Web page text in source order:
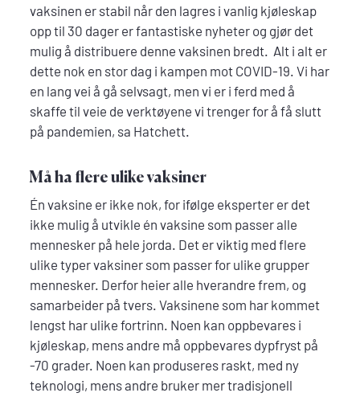
vaksinen er stabil når den lagres i vanlig kjøleskap
opp til 30 dager er fantastiske nyheter og gjør det
mulig å distribuere denne vaksinen bredt. Alt i alt er
dette nok en stor dag i kampen mot COVID-19. Vi har
en lang vei å gå selvsagt, men vi er i ferd med å
skaffe til veie de verktøyene vi trenger for å få slutt
på pandemien, sa Hatchett.
Må ha flere ulike vaksiner
Én vaksine er ikke nok, for ifølge eksperter er det
ikke mulig å utvikle én vaksine som passer alle
mennesker på hele jorda. Det er viktig med flere
ulike typer vaksiner som passer for ulike grupper
mennesker. Derfor heier alle hverandre frem, og
samarbeider på tvers. Vaksinene som har kommet
lengst har ulike fortrinn. Noen kan oppbevares i
kjøleskap, mens andre må oppbevares dypfryst på
-70 grader. Noen kan produseres raskt, med ny
teknologi, mens andre bruker mer tradisjonell